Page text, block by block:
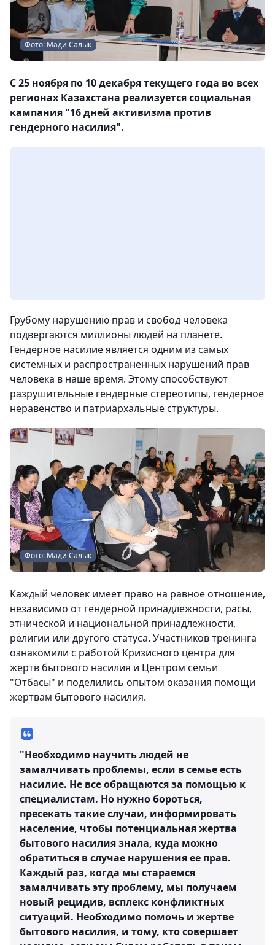
Фото: Мади Салык
С 25 ноября по 10 декабря текущего года во всех
регионах Казахстана реализуется социальная
кампания "16 дней активизма против
гендерного насилия".
Грубому нарушению прав и свобод человека
подвергаются миллионы людей на планете.
Гендерное насилие является одним из самых
системных и распространенных нарушений прав
человека в наше время. Этому способствуют
разрушительные гендерные стереотипы, гендерное
неравенство и патриархальные структуры.
Фото: Мади Салык
Каждый человек имеет право на равное отношение,
независимо от гендерной принадлежности, расы,
этнической и национальной принадлежности,
религии или другого статуса. Участников тренинга
ознакомили с работой Кризисного центра для
жертв бытового насилия и Центром семьи
"Отбасы" и поделились опытом оказания помощи
жертвам бытового насилия.
"Необходимо научить людей не
замалчивать проблемы, если в семье есть
насилие. Не все обращаются за помощью к
специалистам. Но нужно бороться,
пресекать такие случаи, информировать
население, чтобы потенциальная жертва
бытового насилия знала, куда можно
обратиться в случае нарушения ее прав.
Каждый раз, когда мы стараемся
замалчивать эту проблему, мы получаем
новый рецидив, всплекс конфликтных
ситуаций. Необходимо помочь и жертве
бытового насилия, и тому, кто совершает